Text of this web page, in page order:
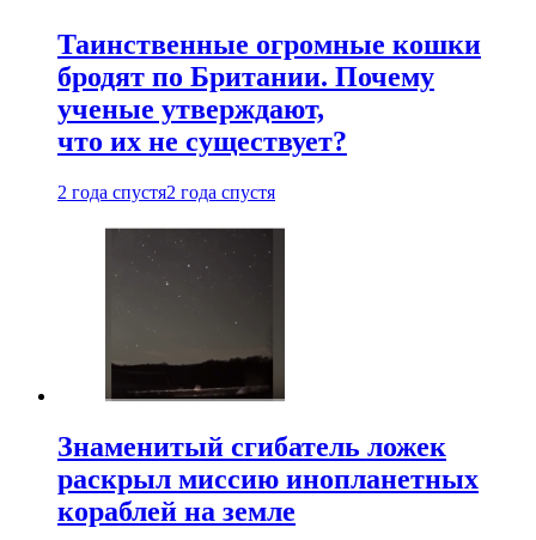
Таинственные огромные кошки
бродят по Британии. Почему
ученые утверждают,
что их не существует?
2 года спустя2 года спустя
Знаменитый сгибатель ложек
раскрыл миссию инопланетных
кораблей на земле